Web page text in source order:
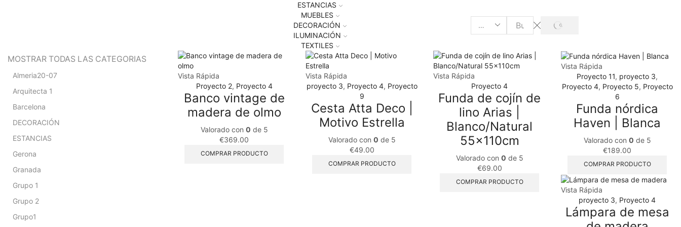
ESTANCIAS
MUEBLES
DECORACIÓN
ILUMINACIÓN
TEXTILES
Vista Rápida
Proyecto 2, Proyecto 4
Banco vintage de
madera de olmo
Valorado con 0 de 5
€369.00
COMPRAR PRODUCTO
Vista Rápida
proyecto 3, Proyecto 4, Proyecto
9
Cesta Atta Deco |
Motivo Estrella
Valorado con 0 de 5
€49.00
COMPRAR PRODUCTO
Vista Rápida
Proyecto 4
Funda de cojín de
lino Arias |
Blanco/Natural
55x110cm
Valorado con 0 de 5
€69.00
COMPRAR PRODUCTO
Vista Rápida
Proyecto 11, proyecto 3,
Proyecto 4, Proyecto 5, Proyecto
6
Funda nórdica
Haven | Blanca
Valorado con 0 de 5
€189.00
COMPRAR PRODUCTO
Vista Rápida
proyecto 3, Proyecto 4
Lámpara de mesa
MOSTRAR TODAS LAS CATEGORIAS
Almeria20-07
Arquitecta 1
Barcelona
DECORACIÓN
ESTANCIAS
Gerona
Granada
Grupo 1
Grupo 2
Grupo1